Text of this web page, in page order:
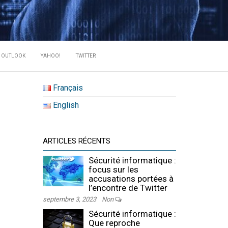
DES
OUTLOOK YAHOO! TWITTER
Français
English
ARTICLES RÉCENTS
Sécurité informatique :
focus sur les
accusations portées à
l’encontre de Twitter
septembre 3, 2023 Non
Sécurité informatique :
Que reproche